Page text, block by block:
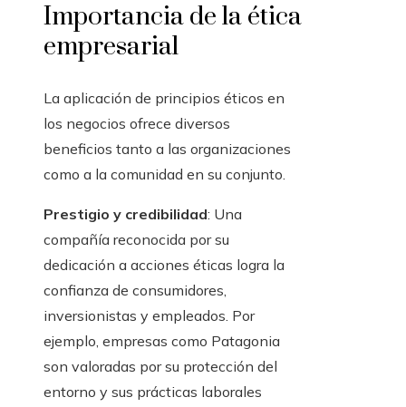
Importancia de la ética
empresarial
La aplicación de principios éticos en
los negocios ofrece diversos
beneficios tanto a las organizaciones
como a la comunidad en su conjunto.
Prestigio y credibilidad: Una
compañía reconocida por su
dedicación a acciones éticas logra la
confianza de consumidores,
inversionistas y empleados. Por
ejemplo, empresas como Patagonia
son valoradas por su protección del
entorno y sus prácticas laborales